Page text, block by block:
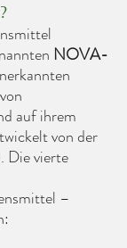
NOVA-
auf ihrem
von der
Die vierte
–